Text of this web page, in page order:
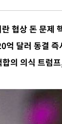
일제 하락 마감…
직 책임' 임성근, 항
'관저이전 봐주기 감
환자 4천명 돌파,
사기 혐의' 차가원
부, HL만도 평택사
표율 허위 입력'
율, 오전 9시 1423.8
협상 돈 문제
억 달러 동결
합의 의식 트럼